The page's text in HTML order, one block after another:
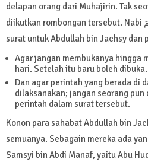
delapan orang dari Muhajirin. Tak
diikutkan rombongan tersebut. Nabi صَلّى اللّهُ عَلَيْهِ وَسَلّمَ menulis
surat untuk Abdullah bin Jachsy dan
Agar jangan membukanya hingga
hari. Setelah itu baru boleh dibuka.
Dan agar perintah yang berada di
dilaksanakan; jangan seorang pun
perintah dalam surat tersebut.
Konon para sahabat Abdullah bin
semuanya. Sebagain mereka ada
Samsyi bin Abdi Manaf, yaitu Abu